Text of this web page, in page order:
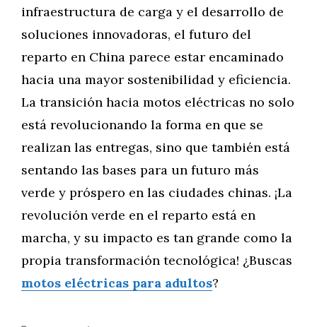
infraestructura de carga y el desarrollo de
soluciones innovadoras, el futuro del
reparto en China parece estar encaminado
hacia una mayor sostenibilidad y eficiencia.
La transición hacia motos eléctricas no solo
está revolucionando la forma en que se
realizan las entregas, sino que también está
sentando las bases para un futuro más
verde y próspero en las ciudades chinas. ¡La
revolución verde en el reparto está en
marcha, y su impacto es tan grande como la
propia transformación tecnológica! ¿Buscas
motos eléctricas para adultos?